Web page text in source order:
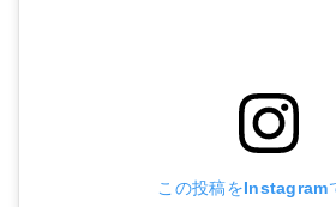
この投稿をInstagram